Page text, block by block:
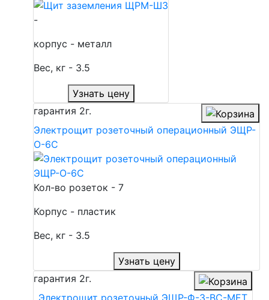
-
корпус - металл
Вес, кг - 3.5
Узнать цену
гарантия 2г.
Электрощит розеточный операционный ЭЩР-
О-6С
Кол-во розеток - 7
Корпус - пластик
Вес, кг - 3.5
Узнать цену
гарантия 2г.
Электрощит розеточный ЭЩР-Ф-3-ВС-МЕТ